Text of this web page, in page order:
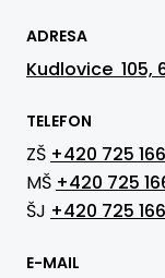
ADRESA
Kudlovice 105,
TELEFON
ZŠ +420 725
MŠ +420 725
ŠJ +420 725
E-MAIL